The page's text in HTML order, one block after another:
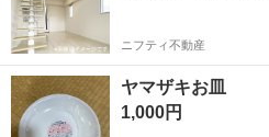
ニフティ不動産
ヤマザキお皿
1,000円